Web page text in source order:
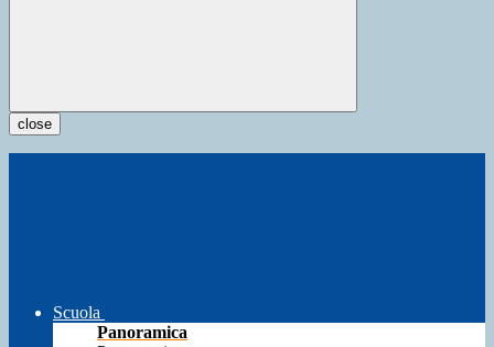
close
Scuola
Panoramica